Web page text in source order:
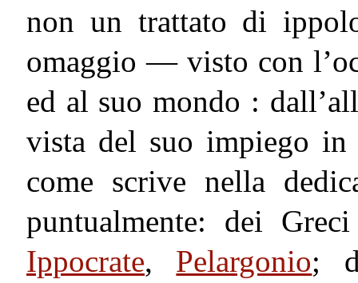
non un trattato di
omaggio — visto con
ed al suo mondo :
vista del suo impiego in
come scrive nella
puntualmente: dei
Ippocrate, Pelargonio;